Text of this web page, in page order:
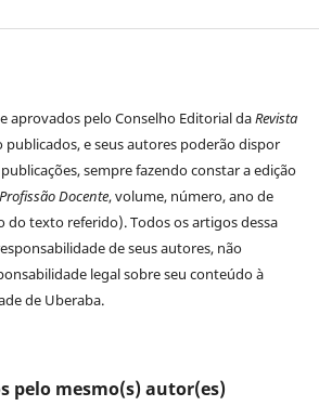
aprovados pelo Conselho Editorial daRevista
publicados, e seus autores poderão dispor
sempre fazendo constar a edição
Docente, volume, número, ano de
do texto referido). Todos os artigos dessa
de seus autores, não
legal sobre seu conteúdo à
de Uberaba.
pelo mesmo(s) autor(es)